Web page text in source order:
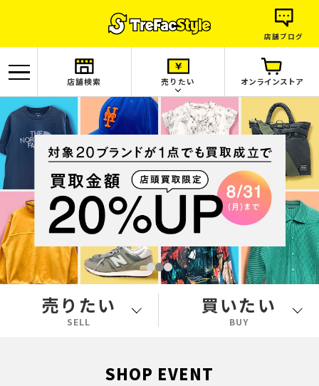
店舗ブログ
店舗検索 売りたい オンラインストア
売りたい
SELL
買いたい
BUY
SHOP EVENT